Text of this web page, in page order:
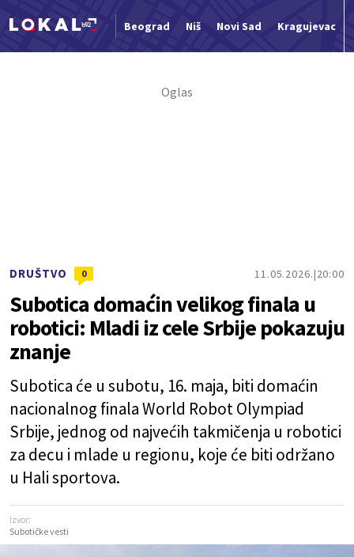
Beograd Niš Novi Sad Kragujevac
DRUŠTVO 0 11.05.2026. 20:00
Subotica domaćin velikog finala u
robotici: Mladi iz cele Srbije pokazuju
znanje
Subotica će u subotu, 16. maja, biti domaćin
nacionalnog finala World Robot Olympiad
Srbije, jednog od najvećih takmičenja u robotici
za decu i mlade u regionu, koje će biti održano
u Hali sportova.
Izvor:
Subotičke vesti